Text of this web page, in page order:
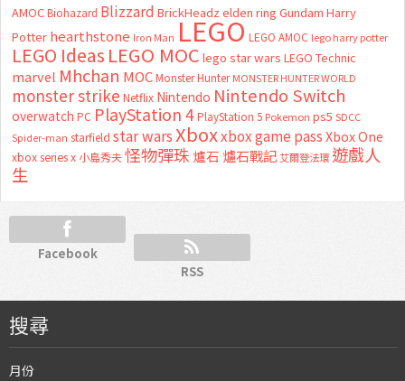
AMOC Biohazard Blizzard BrickHeadz elden ring Gundam Harry
Potter hearthstone Iron Man LEGO LEGO AMOC lego harry potter
LEGO Ideas LEGO MOC lego star wars LEGO Technic
marvel Mhchan MOC Monster Hunter MONSTER HUNTER WORLD
monster strike Netflix Nintendo Nintendo Switch
overwatch PC PlayStation 4 PlayStation 5 Pokemon ps5 SDCC
Spider-man starfield star warsXboxxbox game passXbox One
xbox series x 小島秀夫怪物彈珠 爐石 爐石戰記艾爾登法環 遊戲人
生
Facebook
RSS
搜尋
月份